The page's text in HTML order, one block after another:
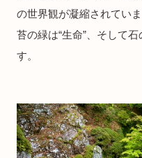
の世界観が凝縮されてい
苔の緑は“生命”、そして
す。